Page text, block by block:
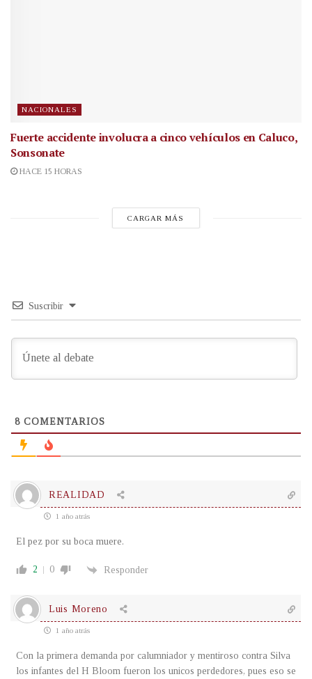
NACIONALES
Fuerte accidente involucra a cinco vehículos en Caluco,
Sonsonate
HACE 15 HORAS
CARGAR MÁS
Suscribir
8 COMENTARIOS
REALIDAD
1 año atrás
El pez por su boca muere.
2 0 Responder
Luis Moreno
1 año atrás
Con la primera demanda por calumniador y mentiroso contra Silva
los infantes del H Bloom fueron los unicos perdedores, pues eso se